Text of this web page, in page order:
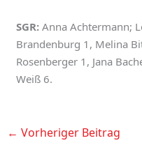
SGR: Anna Achtermann;
Brandenburg 1, Melina
Rosenberger 1, Jana
Weiß 6.
← Vorheriger Beitrag